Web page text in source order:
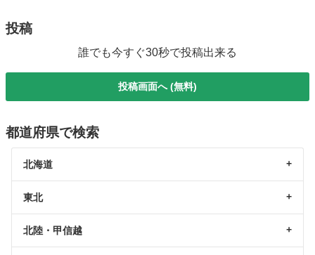
投稿
誰でも今すぐ30秒で投稿出来る
投稿画面へ (無料)
都道府県で検索
北海道
東北
北陸・甲信越